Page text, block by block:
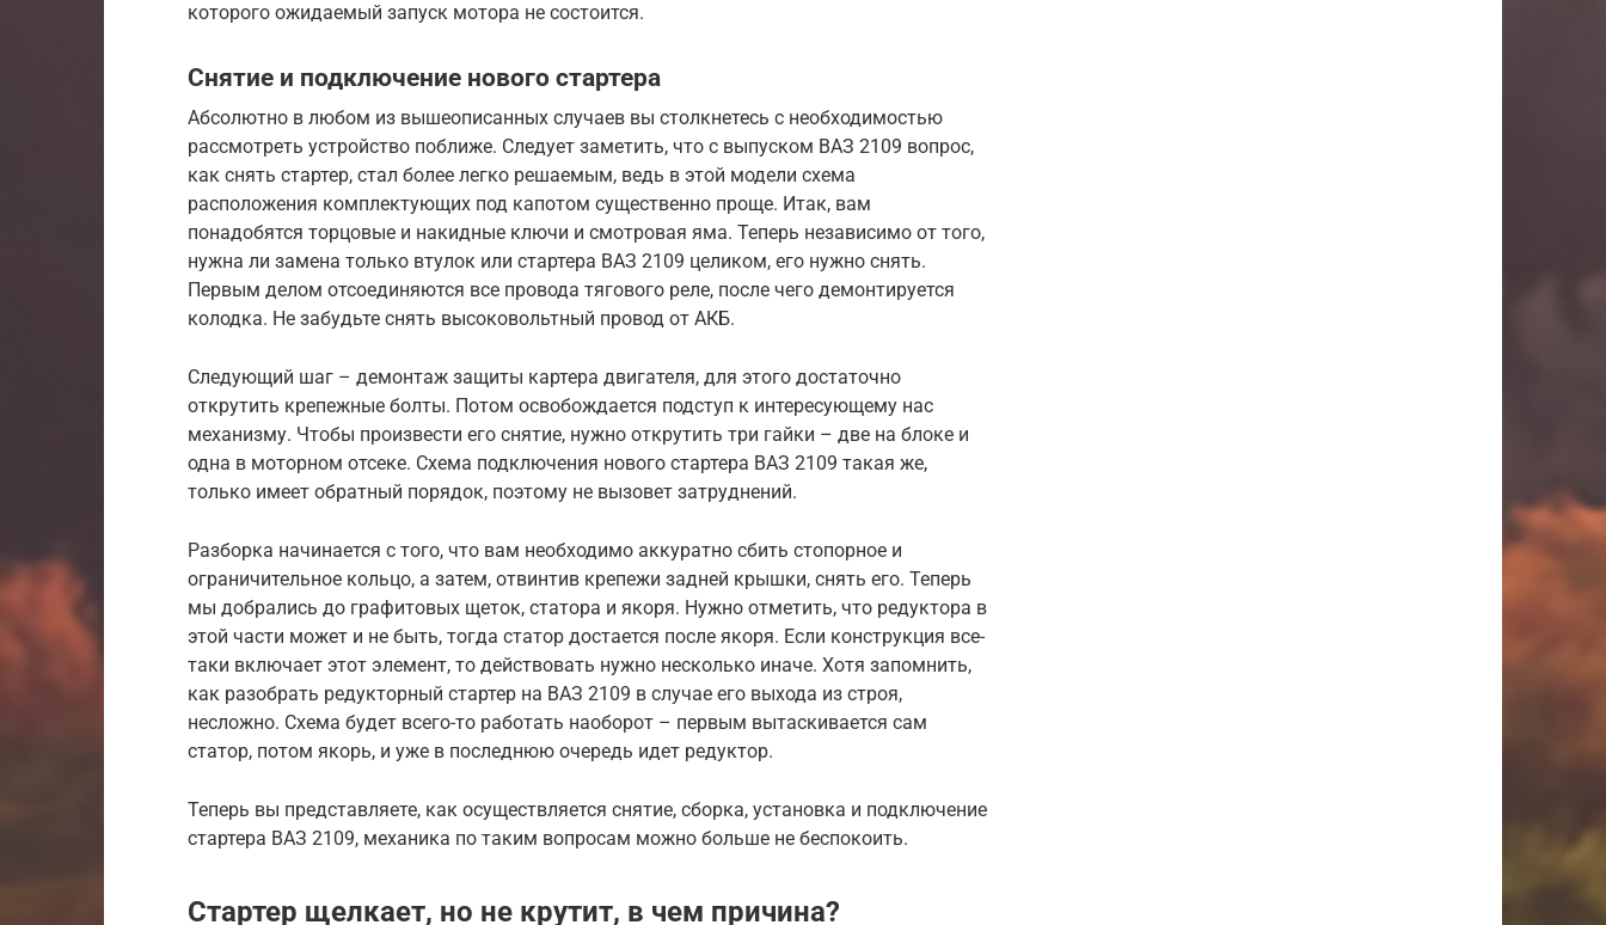
которого ожидаемый запуск мотора не состоится.
Снятие и подключение нового стартера
Абсолютно в любом из вышеописанных случаев вы столкнетесь с необходимостью
рассмотреть устройство поближе. Следует заметить, что с выпуском ВАЗ 2109 вопрос,
как снять стартер, стал более легко решаемым, ведь в этой модели схема
расположения комплектующих под капотом существенно проще. Итак, вам
понадобятся торцовые и накидные ключи и смотровая яма. Теперь независимо от того,
нужна ли замена только втулок или стартера ВАЗ 2109 целиком, его нужно снять.
Первым делом отсоединяются все провода тягового реле, после чего демонтируется
колодка. Не забудьте снять высоковольтный провод от АКБ.
Следующий шаг – демонтаж защиты картера двигателя, для этого достаточно
открутить крепежные болты. Потом освобождается подступ к интересующему нас
механизму. Чтобы произвести его снятие, нужно открутить три гайки – две на блоке и
одна в моторном отсеке. Схема подключения нового стартера ВАЗ 2109 такая же,
только имеет обратный порядок, поэтому не вызовет затруднений.
Разборка начинается с того, что вам необходимо аккуратно сбить стопорное и
ограничительное кольцо, а затем, отвинтив крепежи задней крышки, снять его. Теперь
мы добрались до графитовых щеток, статора и якоря. Нужно отметить, что редуктора в
этой части может и не быть, тогда статор достается после якоря. Если конструкция все-
таки включает этот элемент, то действовать нужно несколько иначе. Хотя запомнить,
как разобрать редукторный стартер на ВАЗ 2109 в случае его выхода из строя,
несложно. Схема будет всего-то работать наоборот – первым вытаскивается сам
статор, потом якорь, и уже в последнюю очередь идет редуктор.
Теперь вы представляете, как осуществляется снятие, сборка, установка и подключение
стартера ВАЗ 2109, механика по таким вопросам можно больше не беспокоить.
Стартер щелкает, но не крутит, в чем причина?